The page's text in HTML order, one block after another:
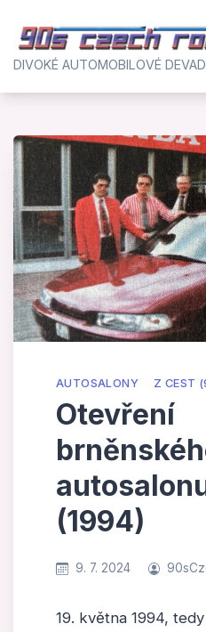
content
DIVOKÉ AUTOMOBILOVÉ
AUTOSALONY Z CEST
Otevření
(1994)
9. 7. 2024
19. května 1994,